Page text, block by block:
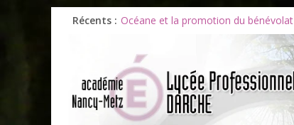
Récents : Océane et la promotion du bénévolat
Infos rentrée septembre 2026
Soirée d’adieux au Lycée Darche
Les ULiS en haut du podium